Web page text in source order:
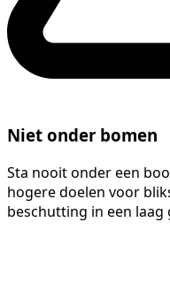
Niet onder bomen
Sta nooit onder een
hogere doelen voor
beschutting in een laag